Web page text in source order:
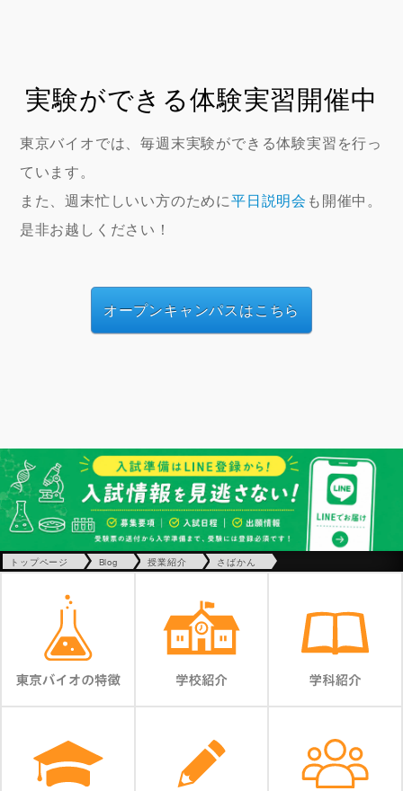
実験ができる体験実習開催中
東京バイオでは、毎週末実験ができる体験実習を行っ
ています。
また、週末忙しいい方のために平日説明会 も開催中。
是非お越しください！
オープンキャンパスはこちら
トップページ Blog 授業紹介 さばかん